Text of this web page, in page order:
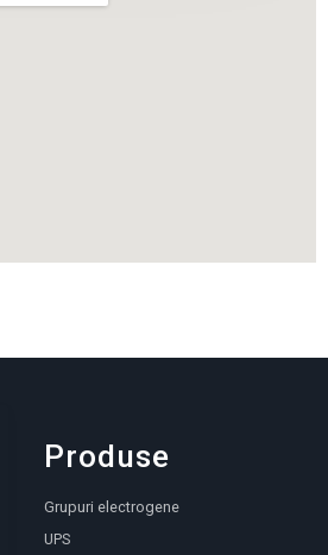
Produse
Grupuri electrogene
UPS